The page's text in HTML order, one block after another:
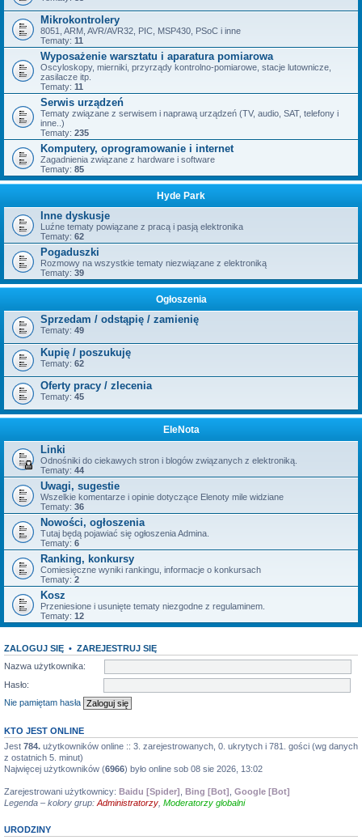
Mikrokontrolery
8051, ARM, AVR/AVR32, PIC, MSP430, PSoC i inne
Tematy: 11
Wyposażenie warsztatu i aparatura pomiarowa
Oscyloskopy, mierniki, przyrządy kontrolno-pomiarowe, stacje lutownicze,
zasilacze itp.
Tematy: 11
Serwis urządzeń
Tematy związane z serwisem i naprawą urządzeń (TV, audio, SAT, telefony i
inne..)
Tematy: 235
Komputery, oprogramowanie i internet
Zagadnienia związane z hardware i software
Tematy: 85
Hyde Park
Inne dyskusje
Luźne tematy powiązane z pracą i pasją elektronika
Tematy: 62
Pogaduszki
Rozmowy na wszystkie tematy niezwiązane z elektroniką
Tematy: 39
Ogłoszenia
Sprzedam / odstąpię / zamienię
Tematy: 49
Kupię / poszukuję
Tematy: 62
Oferty pracy / zlecenia
Tematy: 45
EleNota
Linki
Odnośniki do ciekawych stron i blogów związanych z elektroniką.
Tematy: 44
Uwagi, sugestie
Wszelkie komentarze i opinie dotyczące Elenoty mile widziane
Tematy: 36
Nowości, ogłoszenia
Tutaj będą pojawiać się ogłoszenia Admina.
Tematy: 6
Ranking, konkursy
Comiesięczne wyniki rankingu, informacje o konkursach
Tematy: 2
Kosz
Przeniesione i usunięte tematy niezgodne z regulaminem.
Tematy: 12
ZALOGUJ SIĘ • ZAREJESTRUJ SIĘ
Nazwa użytkownika:
Hasło:
Nie pamiętam hasła
KTO JEST ONLINE
Jest 784. użytkowników online :: 3. zarejestrowanych, 0. ukrytych i 781. gości (wg danych
z ostatnich 5. minut)
Najwięcej użytkowników (6966) było online sob 08 sie 2026, 13:02
Zarejestrowani użytkownicy: Baidu [Spider] Bing [Bot] Google [Bot]
Legenda – kolory grup: Administratorzy Moderatorzy globalni
URODZINY